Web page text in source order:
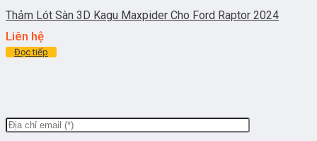
Thảm Lót Sàn 3D Kagu Maxpider Cho Ford Raptor 2024
Liên hệ
Đọc tiếp